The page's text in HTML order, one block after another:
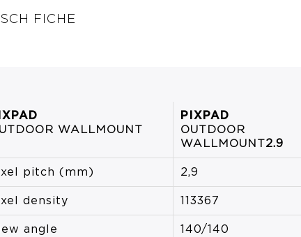
FICHE
WALLMOUNT
PIXPAD
OUTDOOR
WALLMOUNT2.9
pitch (mm) 2,9
density 113367
angle 140/140